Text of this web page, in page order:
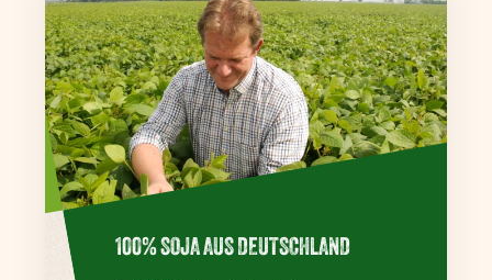
100% SOJA AUS DEUTSCHLAND